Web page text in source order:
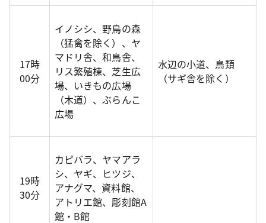
17時
00分
イノシシ、野鳥の森
（猛禽を除く）、ヤ
マドリ舎、和鳥舎、
リス繁殖棟、芝生広
場、いきもの広場
（木道）、ぶらんこ
広場
水辺の小道、鳥類
（サギ舎を除く）
19時
30分
カピバラ、ヤマアラ
シ、ヤギ、ヒツジ、
アナグマ、資料館、
アトリエ館、彫刻館A
館・B館